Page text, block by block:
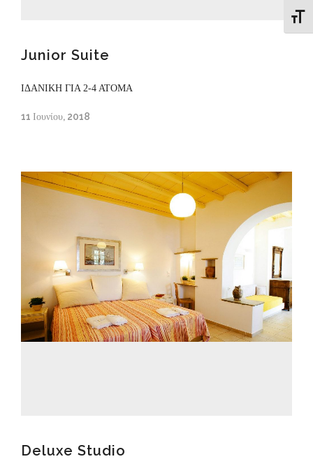
Junior Suite
ΙΔΑΝΙΚΗ ΓΙΑ 2-4 ΑΤΟΜΑ
11 Ιουνίου, 2018
Deluxe Studio